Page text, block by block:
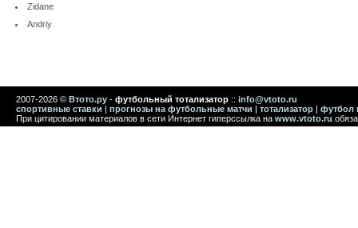
Zidane
Andriy
2007-2026 © Втото.ру - футбольный тотализатор :: info@vtoto.ru
спортивные ставки | прогнозы на футбольные матчи | тотализатор | футбол
При цитировании материалов в сети Интернет гиперссылка на www.vtoto.ru